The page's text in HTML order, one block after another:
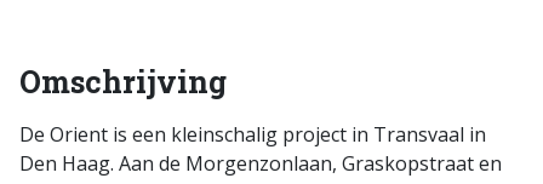
Omschrijving
De Orient is een kleinschalig project in Transvaal in
Den Haag. Aan de Morgenzonlaan, Graskopstraat en